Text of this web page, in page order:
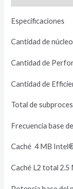
Especificaciones
Cantidad de
Cantidad de
Cantidad de
Total de
Frecuencia base
Caché 4 MB
Caché L2 total 2.5